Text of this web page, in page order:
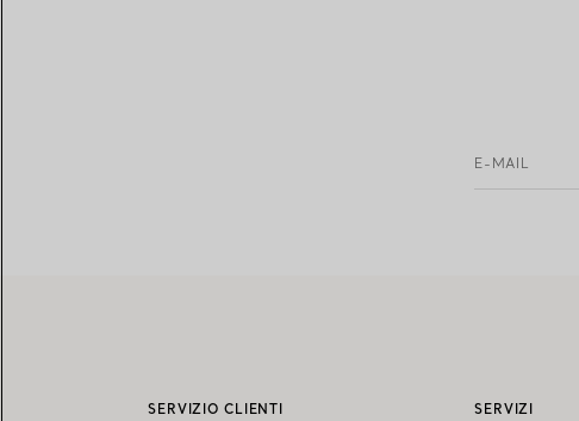
E-MAIL
SERVIZIO CLIENTI SERVIZI